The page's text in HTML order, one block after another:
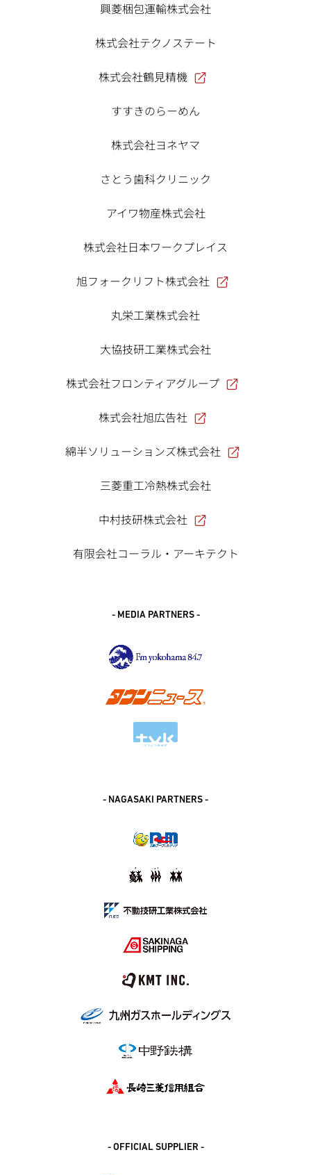
興菱梱包運輸株式会社
株式会社テクノステート
株式会社鶴見精機
すすきのらーめん
株式会社ヨネヤマ
さとう歯科クリニック
アイワ物産株式会社
株式会社日本ワークプレイス
旭フォークリフト株式会社
丸栄工業株式会社
大協技研工業株式会社
株式会社フロンティアグループ
株式会社旭広告社
綿半ソリューションズ株式会社
三菱重工冷熱株式会社
中村技研株式会社
有限会社コーラル・アーキテクト
- MEDIA PARTNERS -
- NAGASAKI PARTNERS -
- OFFICIAL SUPPLIER -